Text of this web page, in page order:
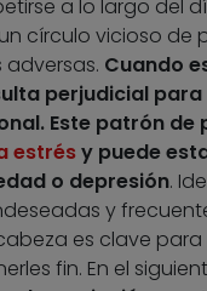
a lo largo del
círculo vicioso de
Cuando
perjudicial para
Este patrón de
estrésy puede
o depresión.
y
es clave
fin. En el